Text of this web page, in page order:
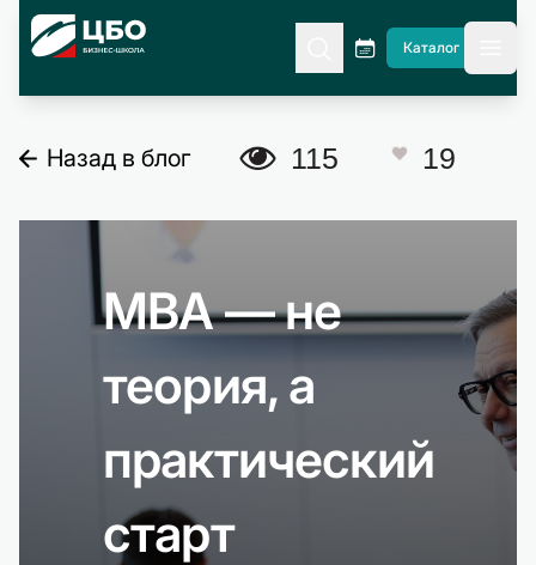
CBO
Каталог
Назад в блог A 115 C 19
MBA — не
теория, а
практический
старт